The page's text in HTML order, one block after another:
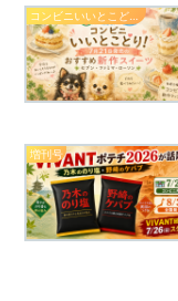
増刊号